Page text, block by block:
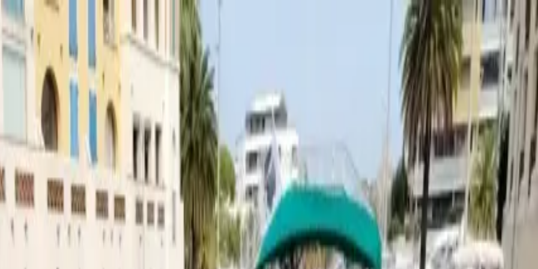
bateau Français +33 (0)9 80 80 92 09